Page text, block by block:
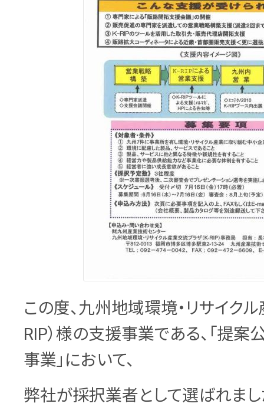
この度、九州地域環境・リサイク
RIP）様の支援事業である、「提
事業」において、
弊社が採択業者として選ばれまし